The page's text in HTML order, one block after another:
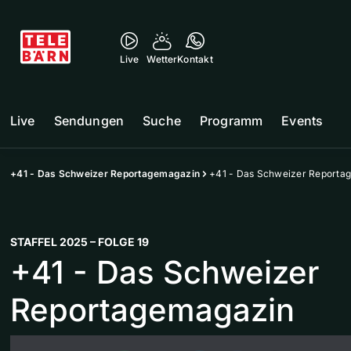
Live WetterKontakt
Live Sendungen Suche Programm Events
+41 - Das Schweizer Reportagemagazin +41 - Das Schweizer
STAFFEL 2025 – FOLGE 19
+41 - Das Schweizer
Reportagemagazin